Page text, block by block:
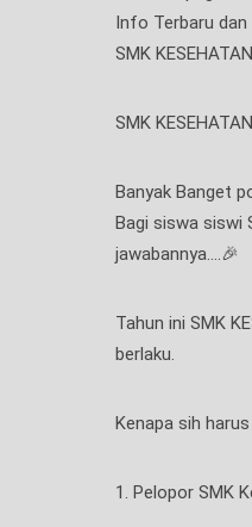
Info Terbaru
SMK
SMK
Banyak Banget
Bagi siswa siswi
jawabannya….🎉
Tahun ini SMK
berlaku.
Kenapa sih harus
1. Pelopor SMK